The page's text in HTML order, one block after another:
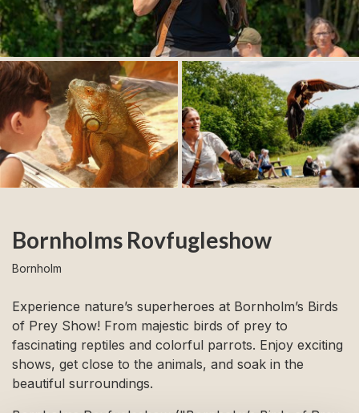
Bornholms Rovfugleshow
Bornholm
Experience nature’s superheroes at Bornholm’s Birds
of Prey Show! From majestic birds of prey to
fascinating reptiles and colorful parrots. Enjoy exciting
shows, get close to the animals, and soak in the
beautiful surroundings.